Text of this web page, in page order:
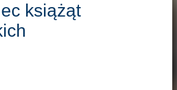
książąt